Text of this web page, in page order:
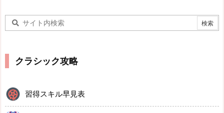
クラシック攻略
習得スキル早見表